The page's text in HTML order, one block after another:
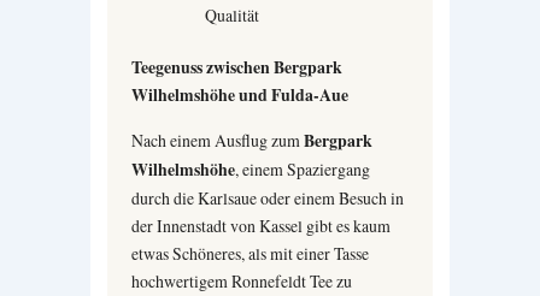
Qualität
Teegenuss zwischen Bergpark
Wilhelmshöhe und Fulda-Aue
Nach einem Ausflug zumBergpark
Wilhelmshöhe, einem Spaziergang
durch die Karlsaue oder einem Besuch in
der Innenstadt von Kassel gibt es kaum
etwas Schöneres, als mit einer Tasse
hochwertigem Ronnefeldt Tee zu